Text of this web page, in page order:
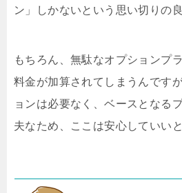
ン」しかないという思い切りの良
もちろん、無駄なオプションプ
料金が加算されてしまうんです
ョンは必要なく、ベースとなる
夫なため、ここは安心していい